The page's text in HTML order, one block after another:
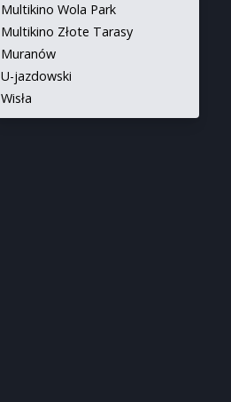
Multikino Wola Park
Multikino Złote Tarasy
Muranów
U-jazdowski
Wisła